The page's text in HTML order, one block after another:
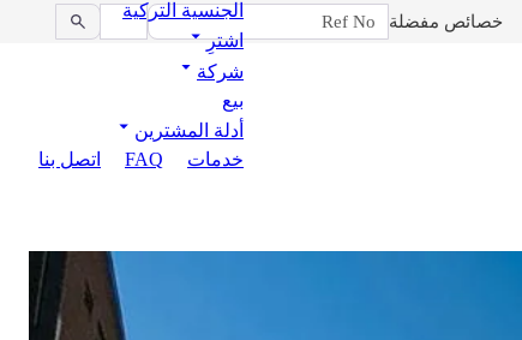
خصائص مفضلة
الجنسية التركية
اشترِ
شركة
بيع
أدلة المشترين
خدمات
FAQ اتصل بنا